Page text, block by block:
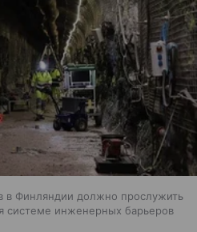
в Финляндии должно прослужить
системе инженерных барьеров